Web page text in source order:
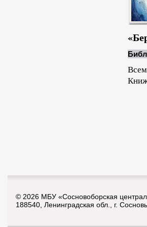
© 2026 МБУ «Сосновоборская
188540, Ленинградская обл., г.